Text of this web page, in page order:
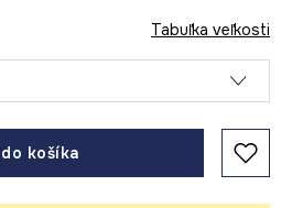
Tabuľka veľkosti
košíka